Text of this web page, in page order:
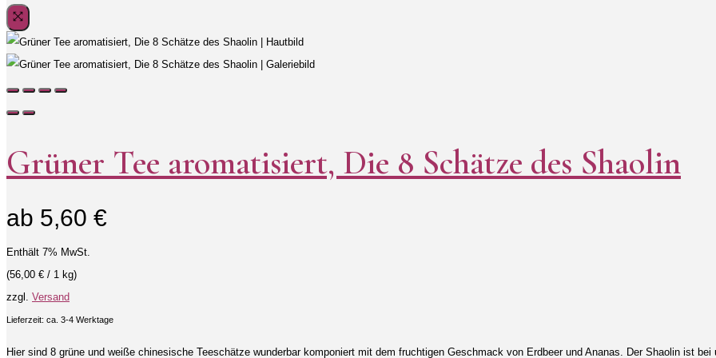
Grüner Tee aromatisiert, Die 8 Schätze des Shaolin
ab 5,60 €
Enthält 7% MwSt.
(56,00 € / 1 kg)
zzgl. Versand
Lieferzeit: ca. 3-4 Werktage
Hier sind 8 grüne und weiße chinesische Teeschätze wunderbar komponiert mit dem fruchtigen Geschmack von Erdbeer und Ananas. Der Shaolin ist